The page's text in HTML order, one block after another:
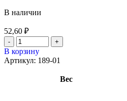
В наличии
52,60 ₽
В корзину
Артикул: 189-01
Вес